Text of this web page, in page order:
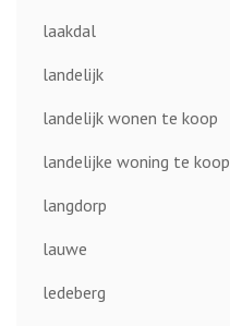
laakdal
landelijk
landelijk wonen te koop
landelijke woning te koop
langdorp
lauwe
ledeberg